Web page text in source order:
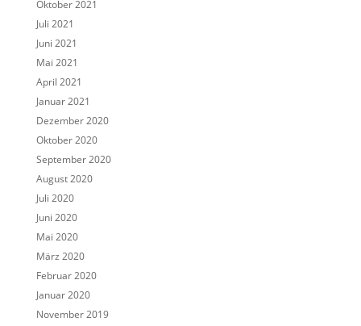
Oktober 2021
Juli 2021
Juni 2021
Mai 2021
April 2021
Januar 2021
Dezember 2020
Oktober 2020
September 2020
August 2020
Juli 2020
Juni 2020
Mai 2020
März 2020
Februar 2020
Januar 2020
November 2019